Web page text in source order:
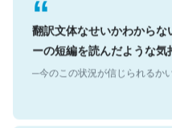
翻訳文体なせいかわからな
ーの短編を読んだような気
─今のこの状況が信じられるか